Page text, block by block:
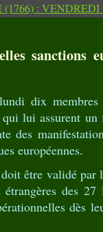
sanctions
dix
lui assurent un
des
européennes.
être validé par
des
dès